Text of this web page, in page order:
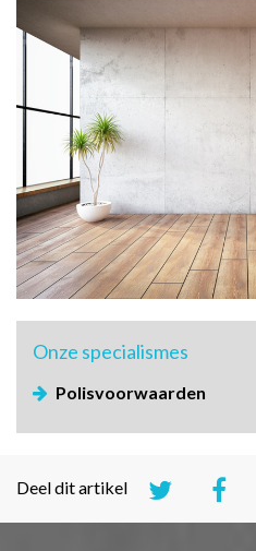
Onze specialismes
Polisvoorwaarden
Deel dit artikel